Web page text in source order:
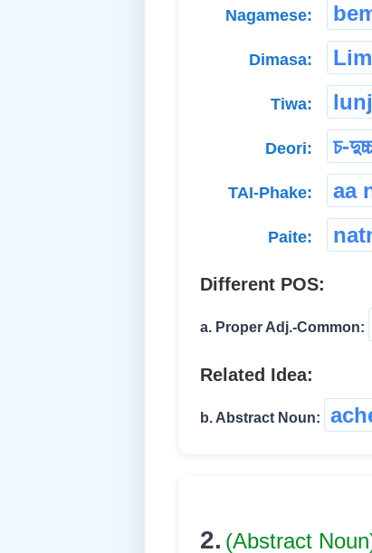
Nagamese:
Dimasa:
Tiwa:
Deori: চ-
TAI-Phake: aa
Paite:
Different POS:
a. Proper Adj.-Common:
Related Idea:
b. Abstract Noun:
2. (Abstract